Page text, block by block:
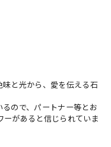
味と光から、愛を伝える石
ので、パートナー等とお
ーがあると信じられていま